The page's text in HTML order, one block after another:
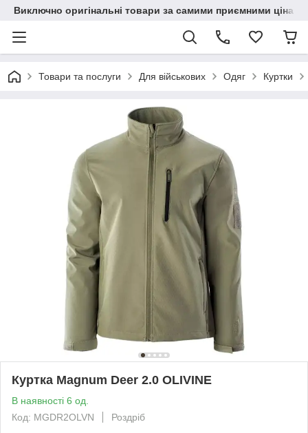
Виключно оригінальні товари за самими приємними
Товари та послуги Для військових Одяг Куртки
Куртка Magnum Deer 2.0 OLIVINE
В наявності 6 од.
Код: MGDR2OLVN
Роздріб